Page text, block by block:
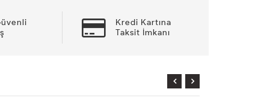
Kredi Kartına
Taksit İmkanı